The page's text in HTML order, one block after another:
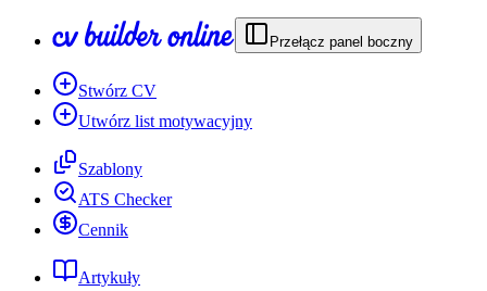
Przełącz panel boczny
Stwórz CV
Utwórz list motywacyjny
Szablony
ATS Checker
Cennik
Artykuły